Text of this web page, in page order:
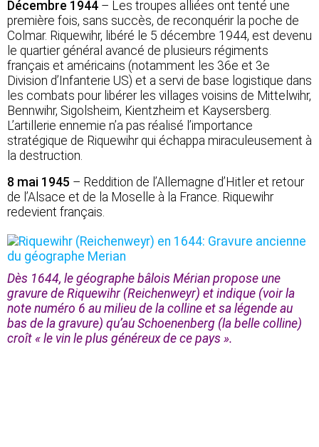
Décembre 1944 – Les troupes alliées ont tenté une
première fois, sans succès, de reconquérir la poche de
Colmar. Riquewihr, libéré le 5 décembre 1944, est devenu
le quartier général avancé de plusieurs régiments
français et américains (notamment les 36e et 3e
Division d’Infanterie US) et a servi de base logistique dans
les combats pour libérer les villages voisins de Mittelwihr,
Bennwihr, Sigolsheim, Kientzheim et Kaysersberg.
L’artillerie ennemie n’a pas réalisé l’importance
stratégique de Riquewihr qui échappa miraculeusement à
la destruction.
8 mai 1945 – Reddition de l’Allemagne d’Hitler et retour
de l’Alsace et de la Moselle à la France. Riquewihr
redevient français.
Dès 1644, le géographe bâlois Mérian propose une
gravure de Riquewihr (Reichenweyr) et indique (voir la
note numéro 6 au milieu de la colline et sa légende au
bas de la gravure) qu’au Schoenenberg (la belle colline)
croît « le vin le plus généreux de ce pays ».